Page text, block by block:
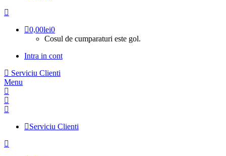
0,00lei0
Cosul de cumparaturi este gol.
Intra in cont
Serviciu Clienti
Menu
Serviciu Clienti